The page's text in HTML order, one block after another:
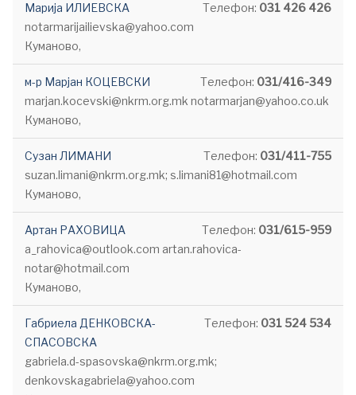
Телефон: 031 426 426
Марија ИЛИЕВСКА
notarmarijailievska@yahoo.com
Куманово,
Телефон: 031/416-349
м-р Марјан КОЦЕВСКИ
marjan.kocevski@nkrm.org.mk notarmarjan@yahoo.co.uk
Куманово,
Телефон: 031/411-755
Сузан ЛИМАНИ
suzan.limani@nkrm.org.mk; s.limani81@hotmail.com
Куманово,
Телефон: 031/615-959
Артан РАХОВИЦА
a_rahovica@outlook.com artan.rahovica-
notar@hotmail.com
Куманово,
Телефон: 031 524 534
Габриела ДЕНКОВСКА-
СПАСОВСКА
gabriela.d-spasovska@nkrm.org.mk;
denkovskagabriela@yahoo.com